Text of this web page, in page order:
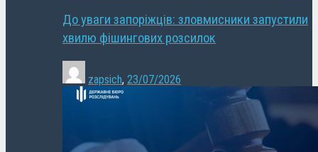
До уваги запоріжців: зловмисники запустили
хвилю фішингових розсилок
zapsich, 23/07/2026